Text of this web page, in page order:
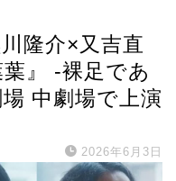
隆介×又吉直
』 -裸足であ
中劇場で上演
2026年6月3日